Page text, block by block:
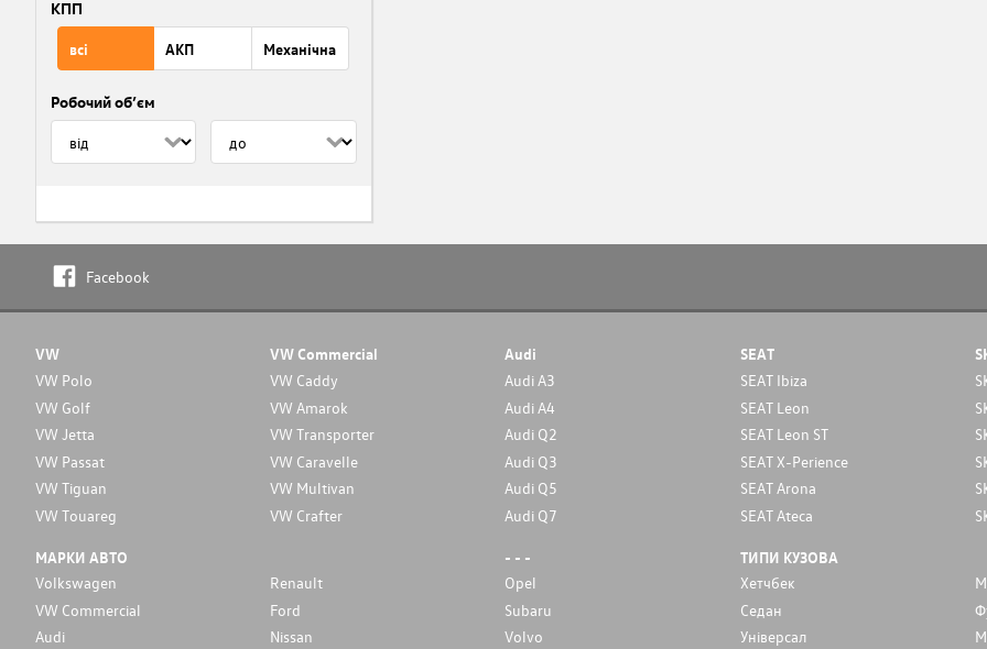
КПП
всі АКП Механічна
Робочий об’єм
Facebook
VW
VW Polo
VW Golf
VW Jetta
VW Passat
VW Tiguan
VW Touareg
VW Commercial
VW Caddy
VW Amarok
VW Transporter
VW Caravelle
VW Multivan
VW Crafter
Audi
Audi A3
Audi A4
Audi Q2
Audi Q3
Audi Q5
Audi Q7
SEAT
SEAT Ibiza
SEAT Leon
SEAT Leon ST
SEAT X-Perience
SEAT Arona
SEAT Ateca
МАРКИ АВТО
Volkswagen
Renault
VW Commercial
Ford
Audi
Nissan
- - -
Opel
Subaru
Volvo
ТИПИ КУЗОВА
Хетчбек
Седан
Унiверсал